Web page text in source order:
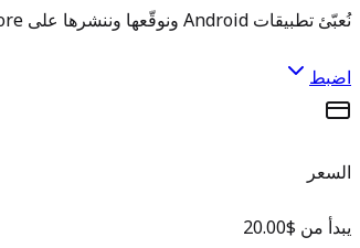
نُعبّئ تطبيقات Android ونوقّعها وننشرها على Google Play Store.
اضبط
السعر
يبدأ من $20.00